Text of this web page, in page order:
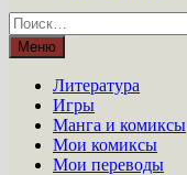
Найти:
Меню
Литература
Игры
Манга и комиксы
Мои комиксы
Мои переводы